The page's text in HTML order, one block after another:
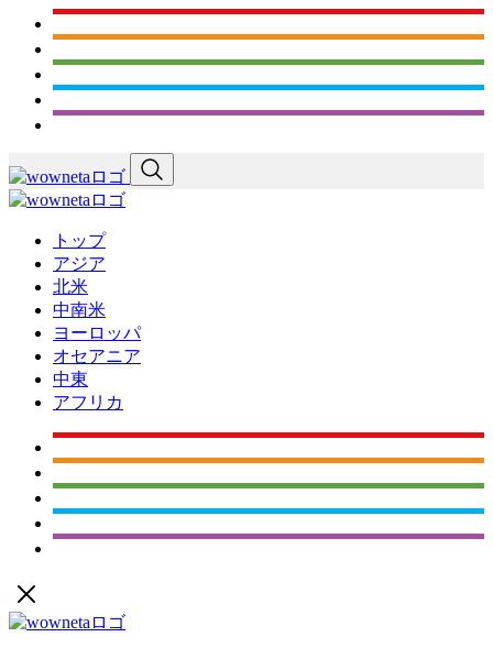
トップ
アジア
北米
中南米
ヨーロッパ
オセアニア
中東
アフリカ